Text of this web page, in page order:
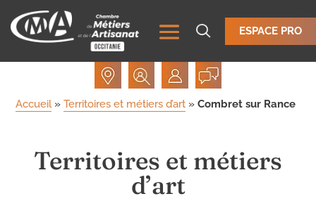
ESPACE PRO
Accueil »Territoires et métiers d’art »Combret sur Rance
Territoires et métiers
d’art